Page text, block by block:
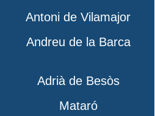
Antoni de Vilamajor
Andreu de la Barca
Adrià de Besòs
Mataró